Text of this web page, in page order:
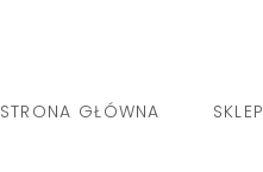
STRONA GŁÓWNA SKLEP